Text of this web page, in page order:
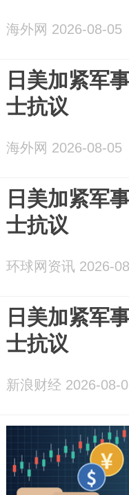
海外网 2026-08-05
日美加紧军
士抗议
海外网 2026-08-05
日美加紧军
士抗议
环球网资讯 2026-
日美加紧军
士抗议
新浪财经 2026-08-